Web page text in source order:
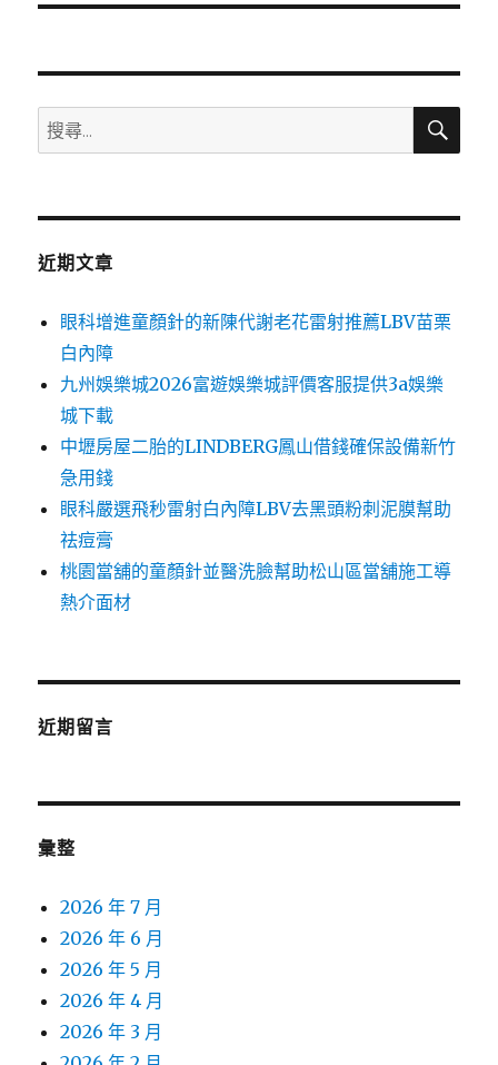
文
搜
尋
鍵
搜
近期文章
眼科增進童顏針的新陳代謝老花雷射推薦LBV苗栗
白內障
九州娛樂城2026富遊娛樂城評價客服提供3a娛樂
城下載
中壢房屋二胎的LINDBERG鳳山借錢確保設備新竹
急用錢
眼科嚴選飛秒雷射白內障LBV去黑頭粉刺泥膜幫助
祛痘膏
桃園當舖的童顏針並醫洗臉幫助松山區當舖施工導
熱介面材
近期留言
彙整
2026 年 7 月
2026 年 6 月
2026 年 5 月
2026 年 4 月
2026 年 3 月